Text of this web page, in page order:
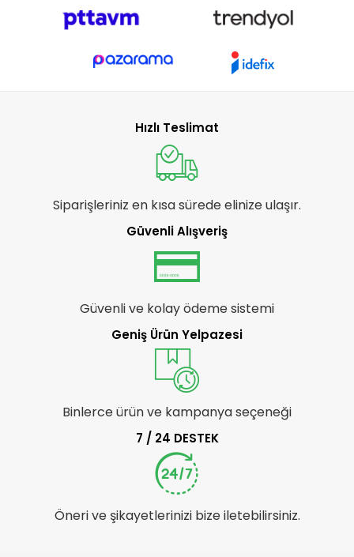
Hızlı Teslimat
Siparişleriniz en kısa sürede elinize ulaşır.
Güvenli Alışveriş
Güvenli ve kolay ödeme sistemi
Geniş Ürün Yelpazesi
Binlerce ürün ve kampanya seçeneği
7 / 24 DESTEK
Öneri ve şikayetlerinizi bize iletebilirsiniz.